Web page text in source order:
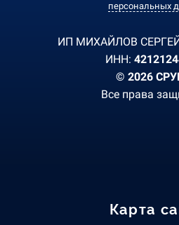
персональных
ИП МИХАЙЛОВ
ИНН:
© 2026
Все права
Карта